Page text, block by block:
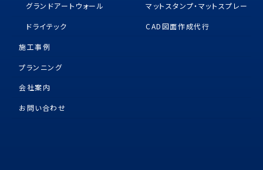
グランドアートウォール マットスタンプ・マットスプレー
ドライテック CAD図面作成代行
施工事例
プランニング
会社案内
お問い合わせ